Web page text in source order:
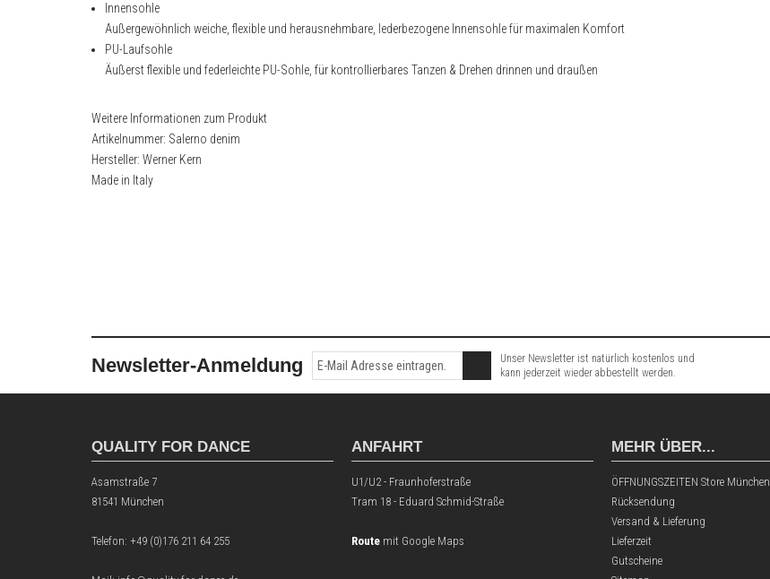
Innensohle
Außergewöhnlich weiche, flexible und herausnehmbare, lederbezogene Innensohle für maximalen Komfort
PU-Laufsohle
Äußerst flexible und federleichte PU-Sohle, für kontrollierbares Tanzen & Drehen drinnen und draußen
Weitere Informationen zum Produkt
Artikelnummer: Salerno denim
Hersteller: Werner Kern
Made in Italy
Newsletter-Anmeldung
Unser Newsletter ist natürlich kostenlos und
kann jederzeit wieder abbestellt werden.
QUALITY FOR DANCE
Asamstraße 7
81541 München
Telefon: +49 (0)176 211 64 255
ANFAHRT
U1/U2 - Fraunhoferstraße
Tram 18 - Eduard Schmid-Straße
Route mit Google Maps
MEHR ÜBER...
ÖFFNUNGSZEITEN Store München
Rücksendung
Versand & Lieferung
Lieferzeit
Gutscheine